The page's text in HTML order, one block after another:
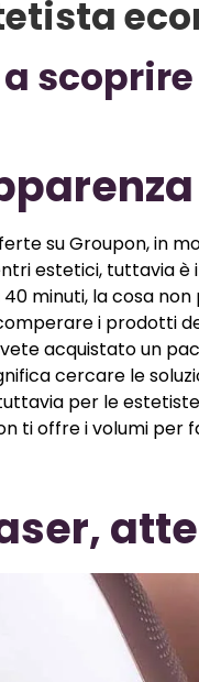
su Groupon, in
estetici, tuttavia
40 minuti, la cosa
i prodotti
acquistato un
cercare le
per le
ti offre i volumi per